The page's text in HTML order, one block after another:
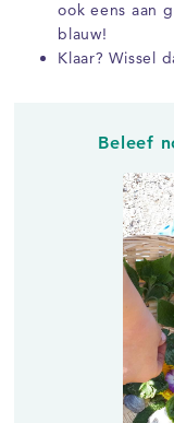
ook eens aan
blauw!
Klaar? Wissel
Beleef